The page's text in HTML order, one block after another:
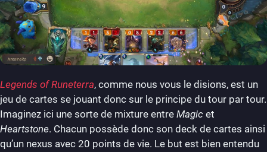
Legends of Runeterra, comme nous vous le disions, est un
jeu de cartes se jouant donc sur le principe du tour par tour.
Imaginez ici une sorte de mixture entre Magic et
Heartstone. Chacun possède donc son deck de cartes ainsi
qu’un nexus avec 20 points de vie. Le but est bien entendu